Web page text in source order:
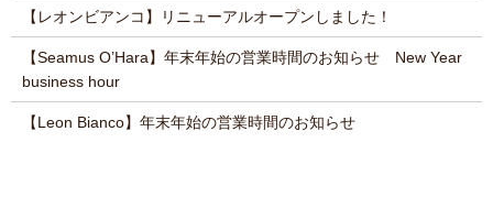
【レオンビアンコ】リニューアルオープンしました！
【Seamus O’Hara】年末年始の営業時間のお知らせ New Year
business hour
【Leon Bianco】年末年始の営業時間のお知らせ